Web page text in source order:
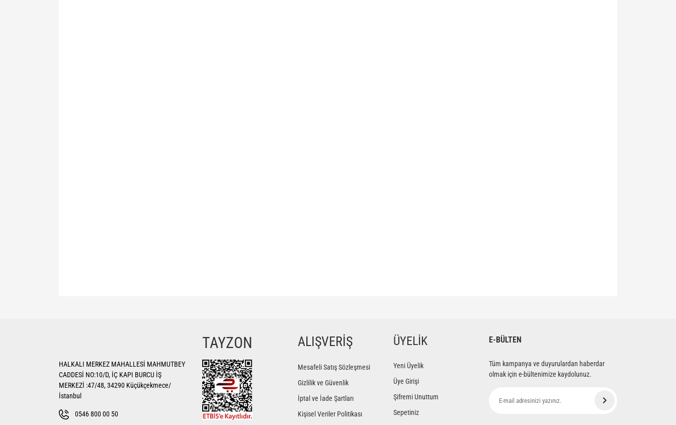
Yorum Yaz
Ürün resmi kalitesiz, bozuk veya görüntülenemiyor.
Ürün bilgilerinde hatalar bulunuyor.
Ürün fiyatı diğer sitelerden daha pahalı.
HALKALI MERKEZ MAHALLESİ MAHMUTBEY
CADDESİ NO:10/D, İÇ KAPI BURCU İŞ
MERKEZİ :47/48, 34290 Küçükçekmece/
İstanbul
0546 800 00 50
TAYZON ALIŞVERİŞ
Mesafeli Satış Sözleşmesi
Gizlilik ve Güvenlik
İptal ve İade Şartları
Kişisel Veriler Politikası
ÜYELİK
Yeni Üyelik
Üye Girişi
Şifremi Unuttum
Sepetiniz
E-BÜLTEN
Tüm kampanya ve duyurulardan haberdar
olmak için e-bültenimize kaydolunuz.